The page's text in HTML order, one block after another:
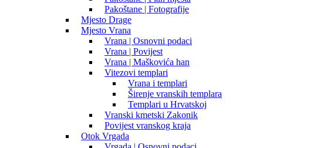
Pakoštane | Fotografije
Mjesto Drage
Mjesto Vrana
Vrana | Osnovni podaci
Vrana | Povijest
Vrana | Maškovića han
Vitezovi templari
Vrana i templari
Širenje vranskih templara
Templari u Hrvatskoj
Vranski kmetski Zakonik
Povijest vranskog kraja
Otok Vrgada